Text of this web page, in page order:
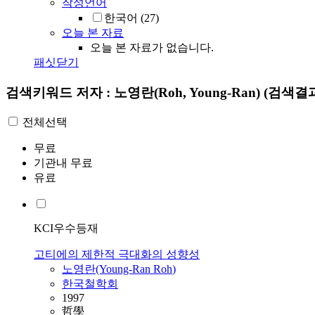
작성언어
한국어 (27)
오늘 본 자료
오늘 본 자료가 없습니다.
패싯닫기
검색키워드 저자 : 노영란(Roh, Young-Ran) (검색결
전체선택
무료
기관내 무료
유료
KCI우수등재
고티에의 제한적 극대화의 성향성
노영란(Young-Ran Roh)
한국철학회
1997
哲學